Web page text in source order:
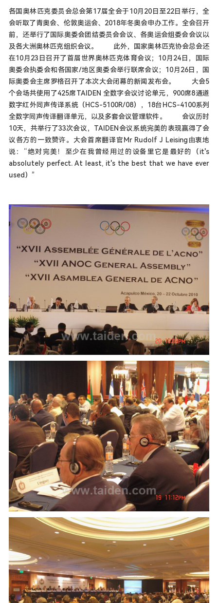
各国奥林匹克委员会总会第17届全会于10月20日至22日举行，全
会听取了青奥会、伦敦奥运会、2018年冬奥会申办工作。全会召开
前，还举行了国际奥委会团结委员会会议、各奥运会组委会会议以
及各大洲奥林匹克组织会议。 此外，国家奥林匹克协会总会还
在10月23日召开了首届世界奥林匹克体育会议；10月24日，国际
奥委会执委会和各国家/地区奥委会举行联席会议；10月26日，国
际奥委会主席罗格召开了本次大会闭幕的新闻发布会。 大会5
个会场共使用了425席TAIDEN 全数字会议讨论单元，900席8通道
数字红外同声传译系统（HCS-5100R/08），18台HCS-4100系列
全数字同声传译翻译单元，以及多套会议管理软件。 会议历时
10天，共举行了33次会议，TAIDEN会议系统完美的表现赢得了会
议各方的一致赞许。大会首席翻译官Mr Rudolf J Leising由衷地
说：“绝对完美！至少在我曾经用过的设备里它是最好的（it's
absolutely perfect. At least, it's the best that we have ever
used）”